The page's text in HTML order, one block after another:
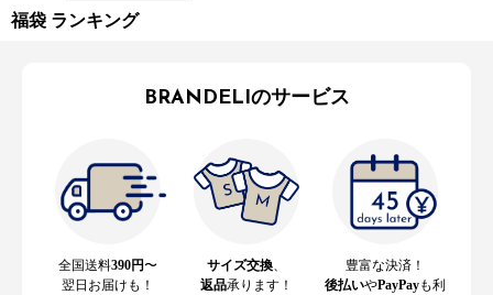
福袋 ランキング
BRANDELIのサービス
全国送料390円〜
翌日お届けも！
サイズ交換、
返品承ります！
豊富な決済！
後払いやPayPayも利